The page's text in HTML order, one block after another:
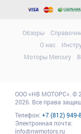
Обзоры
О нас
Моторы Mercury
ООО«НВ МОТОРС» ©
2026. Все права
Телефон: +7 (812) 949-
Электронная почта:
info@nwmotors.ru